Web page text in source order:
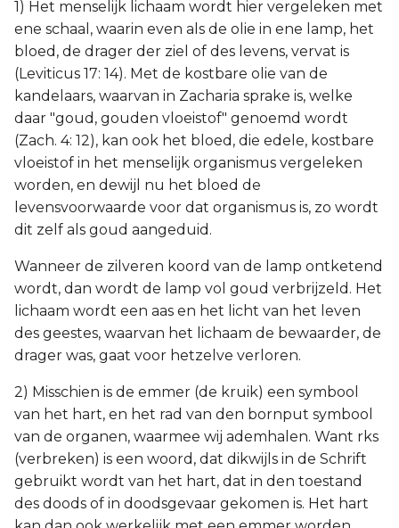
1) Het menselijk lichaam wordt hier vergeleken met
ene schaal, waarin even als de olie in ene lamp, het
bloed, de drager der ziel of des levens, vervat is
(Leviticus 17: 14). Met de kostbare olie van de
kandelaars, waarvan in Zacharia sprake is, welke
daar "goud, gouden vloeistof" genoemd wordt
(Zach. 4: 12), kan ook het bloed, die edele, kostbare
vloeistof in het menselijk organismus vergeleken
worden, en dewijl nu het bloed de
levensvoorwaarde voor dat organismus is, zo wordt
dit zelf als goud aangeduid.
Wanneer de zilveren koord van de lamp ontketend
wordt, dan wordt de lamp vol goud verbrijzeld. Het
lichaam wordt een aas en het licht van het leven
des geestes, waarvan het lichaam de bewaarder, de
drager was, gaat voor hetzelve verloren.
2) Misschien is de emmer (de kruik) een symbool
van het hart, en het rad van den bornput symbool
van de organen, waarmee wij ademhalen. Want rks
(verbreken) is een woord, dat dikwijls in de Schrift
gebruikt wordt van het hart, dat in den toestand
des doods of in doodsgevaar gekomen is. Het hart